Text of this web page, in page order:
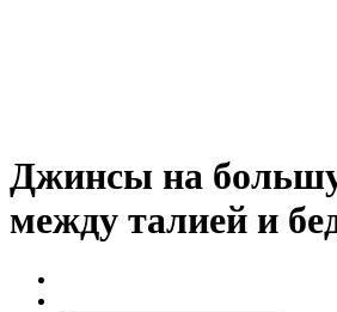
Джинсы на
между талией и